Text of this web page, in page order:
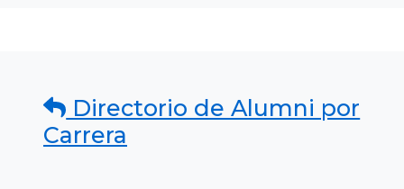
Directorio de Alumni por
Carrera